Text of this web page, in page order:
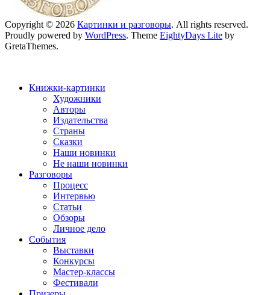
Copyright © 2026 Картинки и разговоры. All rights reserved.
Proudly powered by WordPress. Theme EightyDays Lite by
GretaThemes.
Книжки-картинки
Художники
Авторы
Издательства
Страны
Сказки
Наши новинки
Не наши новинки
Разговоры
Процесс
Интервью
Статьи
Обзоры
Личное дело
События
Выставки
Конкурсы
Мастер-классы
Фестивали